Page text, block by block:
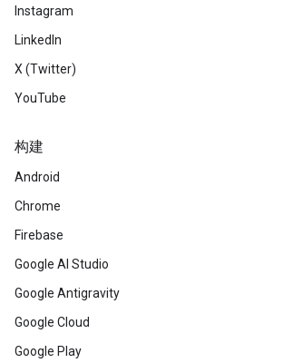
Instagram
LinkedIn
X (Twitter)
YouTube
构建
Android
Chrome
Firebase
Google AI Studio
Google Antigravity
Google Cloud
Google Play